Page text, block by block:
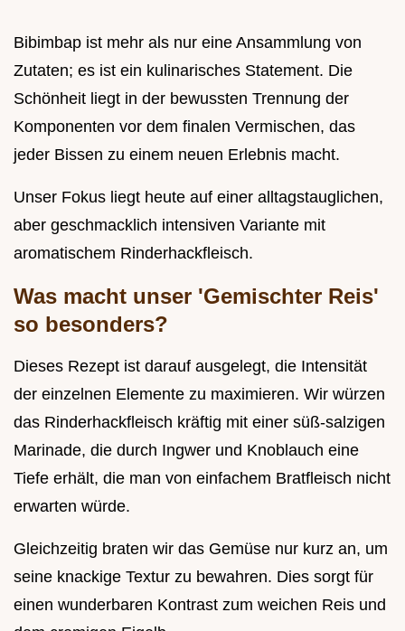
Bibimbap ist mehr als nur eine Ansammlung von
Zutaten; es ist ein kulinarisches Statement. Die
Schönheit liegt in der bewussten Trennung der
Komponenten vor dem finalen Vermischen, das
jeder Bissen zu einem neuen Erlebnis macht.
Unser Fokus liegt heute auf einer alltagstauglichen,
aber geschmacklich intensiven Variante mit
aromatischem Rinderhackfleisch.
Was macht unser 'Gemischter Reis'
so besonders?
Dieses Rezept ist darauf ausgelegt, die Intensität
der einzelnen Elemente zu maximieren. Wir würzen
das Rinderhackfleisch kräftig mit einer süß-salzigen
Marinade, die durch Ingwer und Knoblauch eine
Tiefe erhält, die man von einfachem Bratfleisch nicht
erwarten würde.
Gleichzeitig braten wir das Gemüse nur kurz an, um
seine knackige Textur zu bewahren. Dies sorgt für
einen wunderbaren Kontrast zum weichen Reis und